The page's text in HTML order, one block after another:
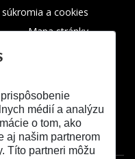
a cookies
Mapa stránky
médií a analýzu
o tom, ako
aj našim partnerom
Títo partneri môžu